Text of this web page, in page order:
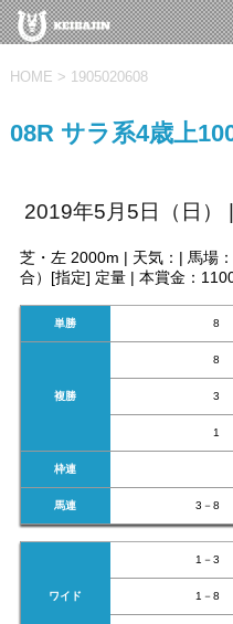
HOME > 1905020608
08R サラ系4歳上
2019年5月5日（日）
芝・左 2000m | 天気：| 馬場
合）[指定] 定量 | 本賞金：
単勝 8
複勝
8
3
1
枠連
馬連 3－8
ワイド
1－3
1－8